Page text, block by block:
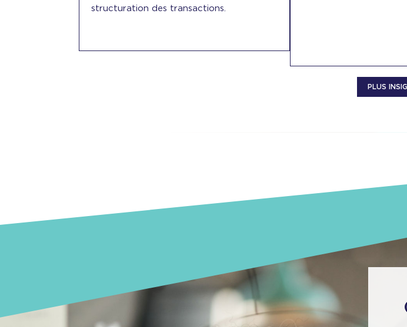
structuration des transactions.
PLUS